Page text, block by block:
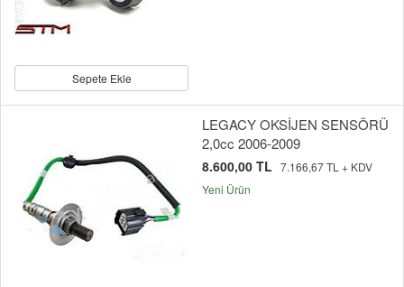
Sepete Ekle
LEGACY OKSİJEN SENSÖRÜ
2,0cc 2006-2009
8.600,00 TL 7.166,67 TL + KDV
Yeni Ürün